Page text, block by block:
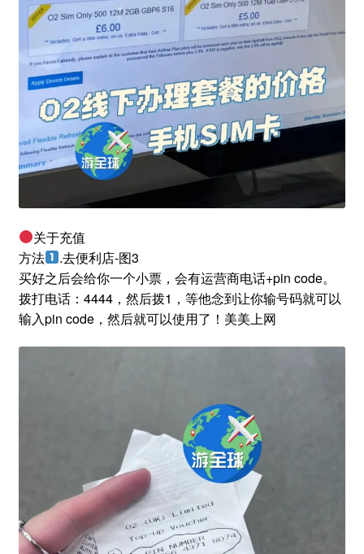
关于充值
方法
.去便利店-图3
买好之后会给你一个小票，会有运营商电话+pin code。
拨打电话：4444，然后拨1，等他念到让你输号码就可以
输入pin code，然后就可以使用了！美美上网